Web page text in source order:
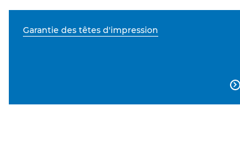
Garantie des têtes d'impression
